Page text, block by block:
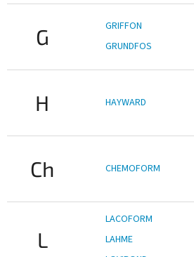
G
GRIFFON
GRUNDFOS
H HAYWARD
Ch CHEMOFORM
L
LACOFORM
LAHME